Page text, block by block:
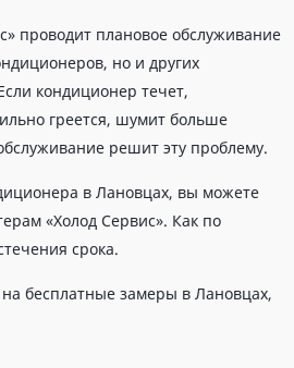
проводит плановое обслуживание
но и других
кондиционер течет,
греется, шумит больше
решит эту проблему.
в Лановцах, вы можете
«Холод Сервис». Как по
срока.
бесплатные замеры в Лановцах,